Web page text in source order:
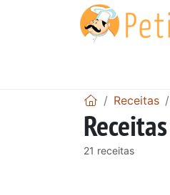
Receitas
21 receitas